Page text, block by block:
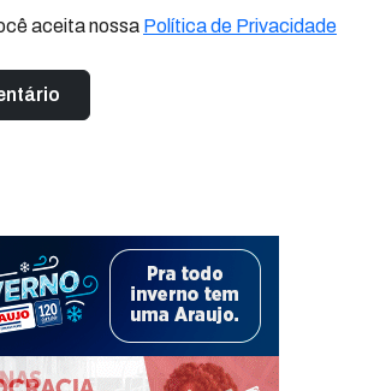
aceita nossa Política de Privacidade